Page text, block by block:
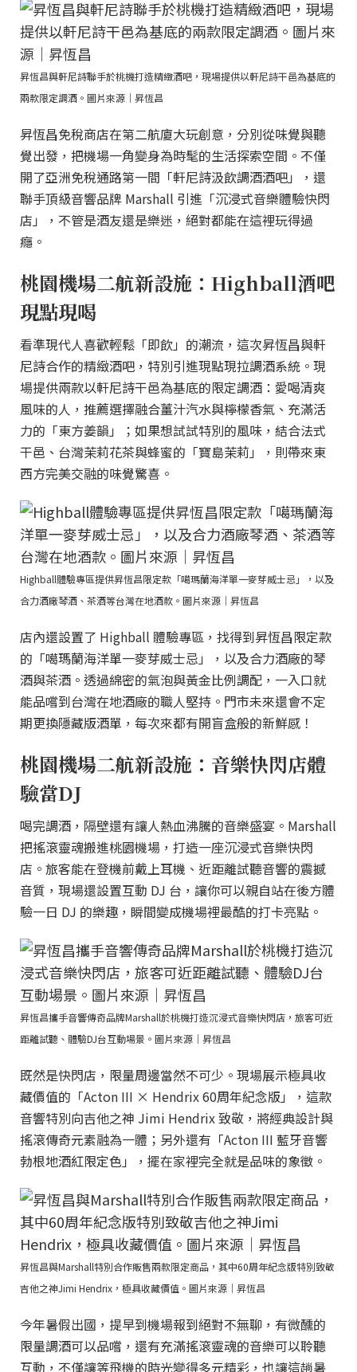
昇恆昌與軒尼詩聯手於桃機打造精緻酒吧，現場提供以軒尼詩干邑為基底的
兩款限定調酒。圖片來源｜昇恆昌
昇恆昌免稅商店在第二航廈大玩創意，分別從味覺與聽
覺出發，把機場一角變身為時髦的生活探索空間。不僅
開了亞洲免稅通路第一間「軒尼詩汲飲調酒酒吧」，還
聯手頂級音響品牌 Marshall 引進「沉浸式音樂體驗快閃
店」，不管是酒友還是樂迷，絕對都能在這裡玩得過
癮。
桃園機場二航新設施：Highball酒吧
現點現喝
看準現代人喜歡輕鬆「即飲」的潮流，這次昇恆昌與軒
尼詩合作的精緻酒吧，特別引進現點現拉調酒系統。現
場提供兩款以軒尼詩干邑為基底的限定調酒：愛喝清爽
風味的人，推薦選擇融合薑汁汽水與檸檬香氣、充滿活
力的「東方姜韻」；如果想試試特別的風味，結合法式
干邑、台灣茉莉花茶與蜂蜜的「寶島茉莉」，則帶來東
西方完美交融的味覺驚喜。
Highball體驗專區提供昇恆昌限定款「噶瑪蘭海洋單一麥芽威士忌」，以及
合力酒廠琴酒、茶酒等台灣在地酒款。圖片來源｜昇恆昌
店內還設置了 Highball 體驗專區，找得到昇恆昌限定款
的「噶瑪蘭海洋單一麥芽威士忌」，以及合力酒廠的琴
酒與茶酒。透過綿密的氣泡與黃金比例調配，一入口就
能品嚐到台灣在地酒廠的職人堅持。門市未來還會不定
期更換隱藏版酒單，每次來都有開盲盒般的新鮮感！
桃園機場二航新設施：音樂快閃店體
驗當DJ
喝完調酒，隔壁還有讓人熱血沸騰的音樂盛宴。Marshall
把搖滾靈魂搬進桃園機場，打造一座沉浸式音樂快閃
店。旅客能在登機前戴上耳機、近距離試聽音響的震撼
音質，現場還設置互動 DJ 台，讓你可以親自站在後方體
驗一日 DJ 的樂趣，瞬間變成機場裡最酷的打卡亮點。
昇恆昌攜手音響傳奇品牌Marshall於桃機打造沉浸式音樂快閃店，旅客可近
距離試聽、體驗DJ台互動場景。圖片來源｜昇恆昌
既然是快閃店，限量周邊當然不可少。現場展示極具收
藏價值的「Acton III × Hendrix 60周年紀念版」，這款
音響特別向吉他之神 Jimi Hendrix 致敬，將經典設計與
搖滾傳奇元素融為一體；另外還有「Acton III 藍牙音響
勃根地酒紅限定色」，擺在家裡完全就是品味的象徵。
昇恆昌與Marshall特別合作販售兩款限定商品，其中60周年紀念版特別致敬
吉他之神Jimi Hendrix，極具收藏價值。圖片來源｜昇恆昌
今年暑假出國，提早到機場報到絕對不無聊，有微醺的
限量調酒可以品嚐，還有充滿搖滾靈魂的音樂可以聆聽
互動，不僅讓等飛機的時光變得多元精彩，也讓這趟暑